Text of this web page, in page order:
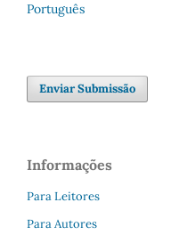
Português
Enviar Submissão
Informações
Para Leitores
Para Autores